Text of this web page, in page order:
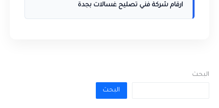
ارقام شركة فني تصليح غسالات بجدة
البحث
البحث